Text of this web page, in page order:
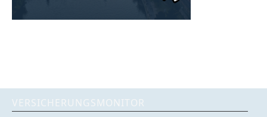
VERSICHERUNGSMONITOR